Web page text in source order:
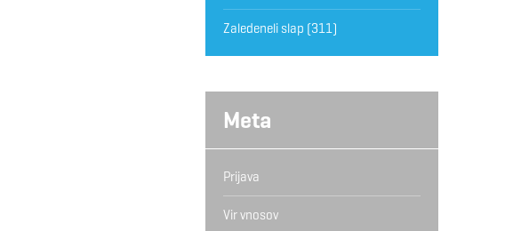
Zaledeneli slap (311)
Meta
Prijava
Vir vnosov